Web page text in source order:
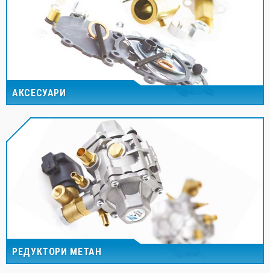
АКСЕСУАРИ
РЕДУКТОРИ МЕТАН